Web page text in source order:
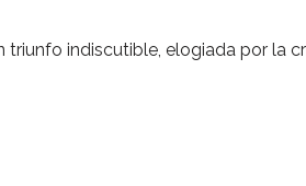
triunfo indiscutible, elogiada por la